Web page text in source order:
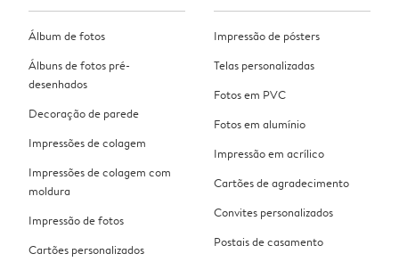
Álbum de fotos
Álbuns de fotos pré-
desenhados
Decoração de parede
Impressões de colagem
Impressões de colagem com
moldura
Impressão de fotos
Cartões personalizados
Impressão de pósters
Telas personalizadas
Fotos em PVC
Fotos em alumínio
Impressão em acrílico
Cartões de agradecimento
Convites personalizados
Postais de casamento